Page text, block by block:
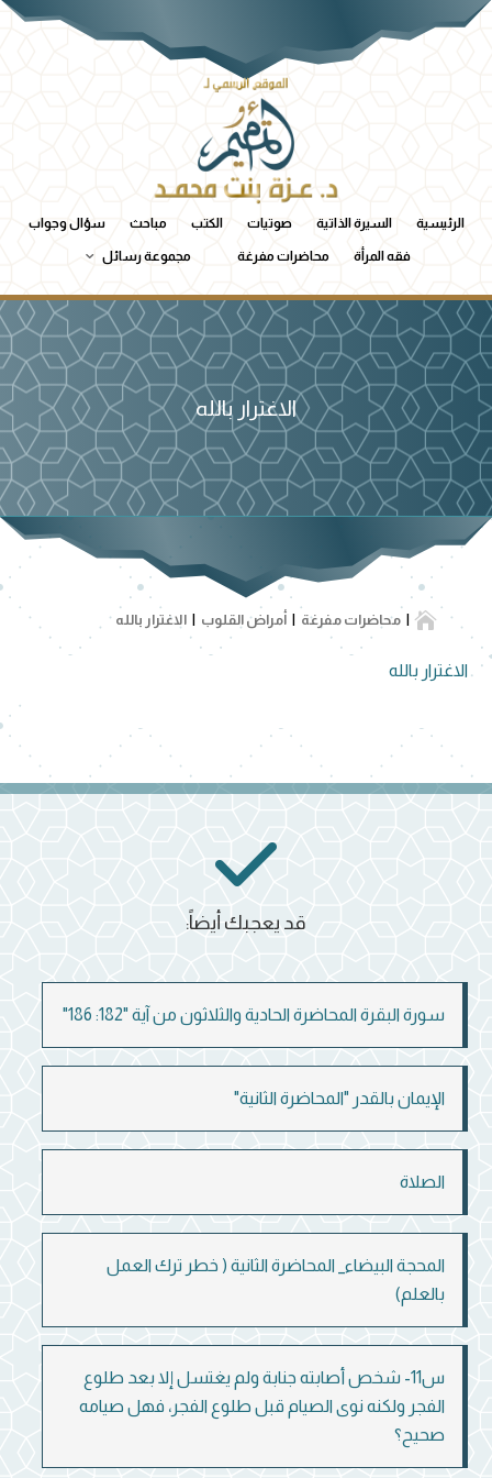
الرئيسية السيرة الذاتية صوتيات الكتب مباحث سؤال وجواب
فقه المرأة محاضرات مفرغة مجموعة رسائل
الاغترار بالله
 محاضرات مفرغة أمراض القلوب الاغترار بالله
الاغترار بالله
سورة البقرة المحاضرة الحادية والثلاثون من آية "182: 186"
الإيمان بالقدر "المحاضرة الثانية"
الصلاة
المحجة البيضاء_ المحاضرة الثانية ( خطر ترك العمل
بالعلم)
س11- شخص أصابته جنابة ولم يغتسل إلا بعد طلوع
الفجر ولكنه نوى الصيام قبل طلوع الفجر، فهل صيامه
صحيح؟
قد يعجبك أيضاً: